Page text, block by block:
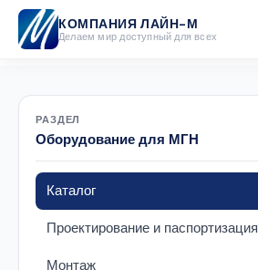
КОМПАНИЯ ЛАЙН-М
Делаем мир доступный для всех
РАЗДЕЛ
Оборудование для МГН
Каталог
Проектирование и паспортизация
Монтаж